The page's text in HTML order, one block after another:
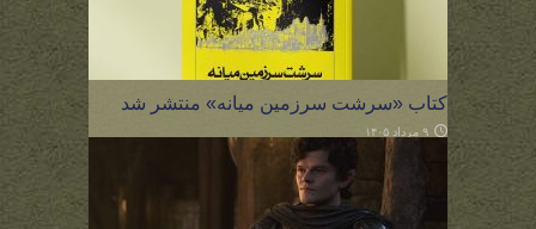
کتاب «سرشت سرزمین میانه» منتشر شد
۹ مرداد ۱۴۰۵